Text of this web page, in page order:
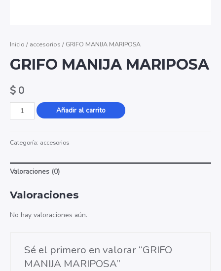
Inicio / accesorios / GRIFO MANIJA MARIPOSA
GRIFO MANIJA MARIPOSA
$ 0
GRIFO
MANIJA
cantidad
Añadir al carrito
Categoría: accesorios
Valoraciones (0)
Valoraciones
No hay valoraciones aún.
Sé el primero en valorar “GRIFO
MANIJA MARIPOSA”